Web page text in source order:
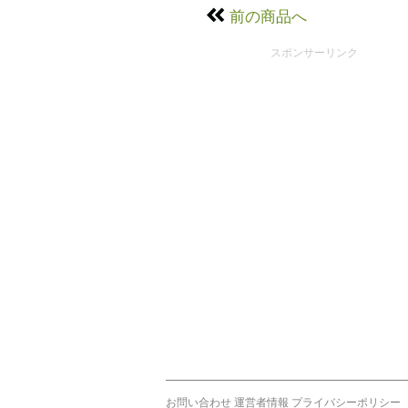
前の商品へ
スポンサーリンク
お問い合わせ 運営者情報 プライバシーポリシー